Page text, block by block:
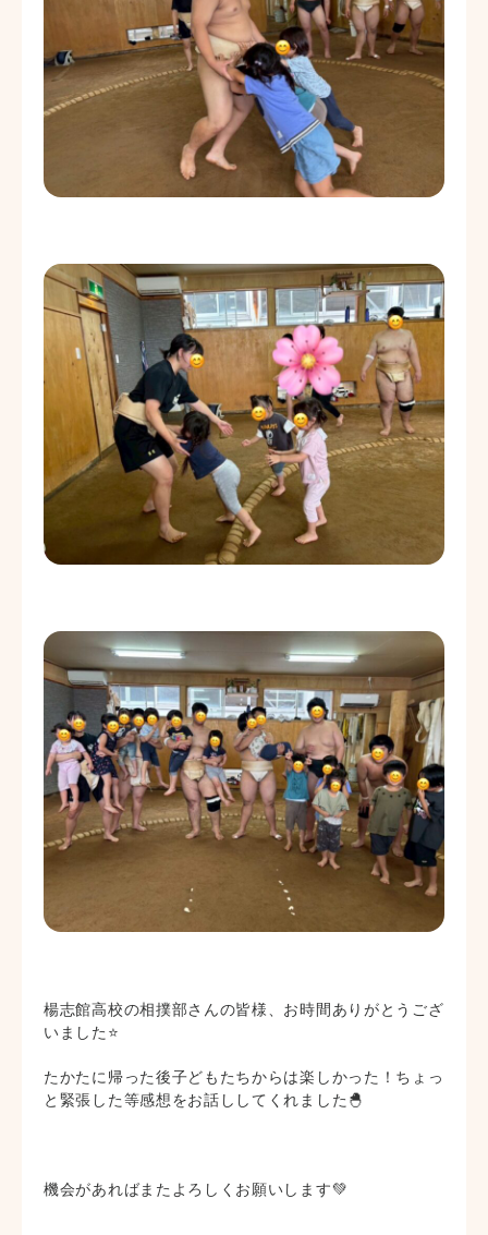
楊志館高校の相撲部さんの皆様、お時間ありがとうござ
いました⭐
たかたに帰った後子どもたちからは楽しかった！ちょっ
と緊張した等感想をお話ししてくれました🐣
機会があればまたよろしくお願いします💚